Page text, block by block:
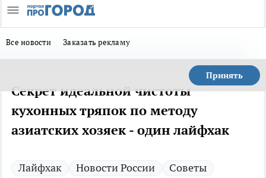
Все новости Заказать рекламу
Принять
Секрет идеальной чистоты
кухонных тряпок по методу
азиатских хозяек - один лайфхак
Лайфхак Новости России
Советы